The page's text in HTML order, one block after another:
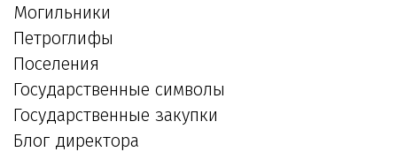
Могильники
Петроглифы
Поселения
Государственные символы
Государственные закупки
Блог директора